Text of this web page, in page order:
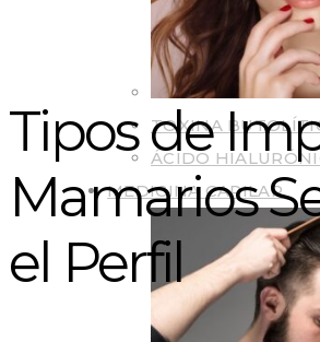
TOXINA
ÁCIDO
MEDICINA CAPILAR
Tipos de
Mamarios
el Perfil